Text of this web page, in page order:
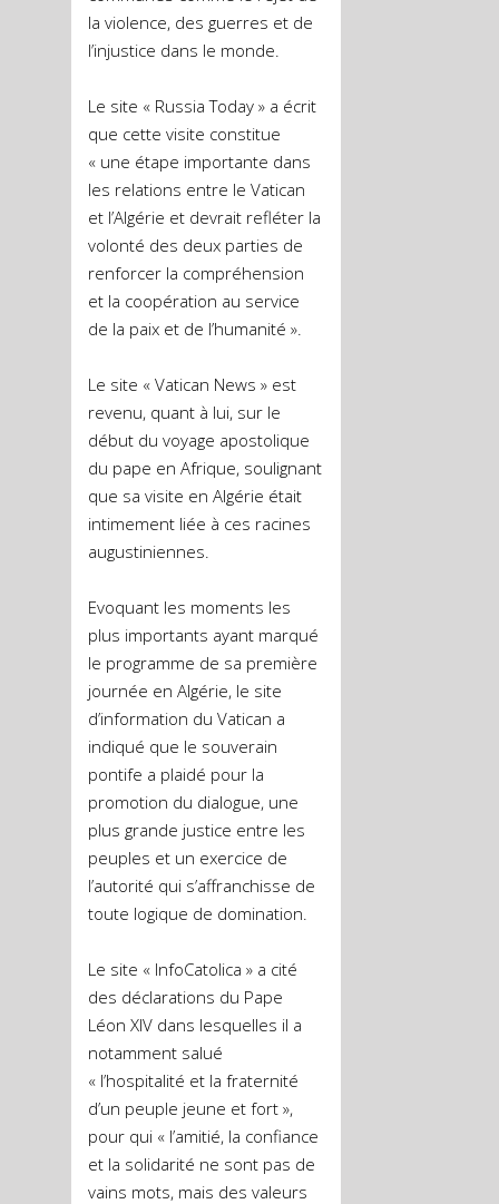
la violence, des guerres et de
l’injustice dans le monde.
Le site « Russia Today » a écrit
que cette visite constitue
« une étape importante dans
les relations entre le Vatican
et l’Algérie et devrait refléter la
volonté des deux parties de
renforcer la compréhension
et la coopération au service
de la paix et de l’humanité ».
Le site « Vatican News » est
revenu, quant à lui, sur le
début du voyage apostolique
du pape en Afrique, soulignant
que sa visite en Algérie était
intimement liée à ces racines
augustiniennes.
Evoquant les moments les
plus importants ayant marqué
le programme de sa première
journée en Algérie, le site
d’information du Vatican a
indiqué que le souverain
pontife a plaidé pour la
promotion du dialogue, une
plus grande justice entre les
peuples et un exercice de
l’autorité qui s’affranchisse de
toute logique de domination.
Le site « InfoCatolica » a cité
des déclarations du Pape
Léon XIV dans lesquelles il a
notamment salué
« l’hospitalité et la fraternité
d’un peuple jeune et fort »,
pour qui « l’amitié, la confiance
et la solidarité ne sont pas de
vains mots, mais des valeurs